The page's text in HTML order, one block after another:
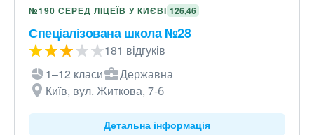
№190 СЕРЕД ЛІЦЕЇВ У КИЄВІ 126,46
Спеціалізована школа №28
181 відгуків
1–12 класи
Державна
Київ, вул. Житкова, 7-б
Детальна інформація